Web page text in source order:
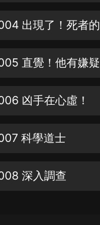
直覺！他有嫌疑
凶手在心虛！
科學道士
深入調查